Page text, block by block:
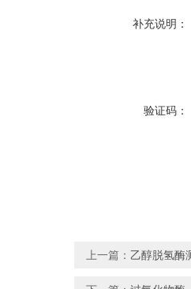
补充说明：
验证码：
上一篇： 乙醇脱氢酶